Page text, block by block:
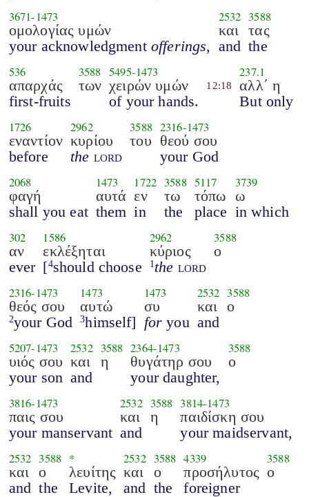
3671-1473
ομολογίας υμών
your acknowledgment offerings,
2532
και
and
3588
τας
the
536
απαρχάς
first-fruits
3588
των
5495-1473
χειρών υμών
of your hands.
12:18
237.1
αλλ΄ η
But only
1726
εναντίον
before
2962
κυρίου
the lord
3588
του
2316-1473
θεού σου
your God
2068
φαγή
shall you eat
1473
αυτά
them
1722
εν
in
3588
τω
the
5117
τόπω
place
3739
ω
in which
302
αν
ever
1586
εκλέξηται
[4should choose
2962
κύριος
1 the lord
3588
ο
2316-1473
θεός σου
2your God
1473
αυτώ
3himself]
1473
συ
for you
2532
και
and
3588
ο
5207-1473
υιός σου
your son
2532
και
and
3588
η
2364-1473
θυγάτηρ σου
your daughter,
3588
ο
3816-1473
παις σου
your manservant
2532
και
and
3588
η
3814-1473
παιδίσκη σου
your maidservant,
2532
και
and
3588
ο
the
*
λευίτης
Levite,
2532
και
and
3588
ο
the
4339
προσήλυτος
foreigner
3588
ο